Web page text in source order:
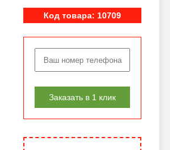
Код товара: 10709
Заказать в 1 клик